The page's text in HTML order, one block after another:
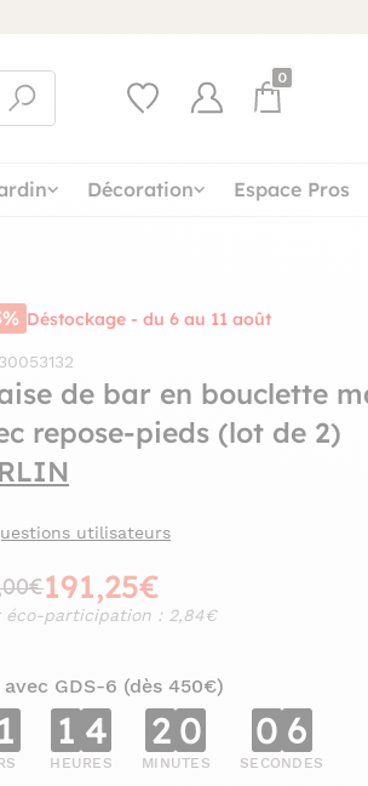
0
Décoration Espace Pros
Déstockage - du 6 au 11 août
de bar en bouclette
repose-pieds (lot de 2)
utilisateurs
191,25€
éco-participation : 2,84€
GDS-6 (dès 450€)
1 1 4
HEURES
2 0
MINUTES
0 5
SECONDES